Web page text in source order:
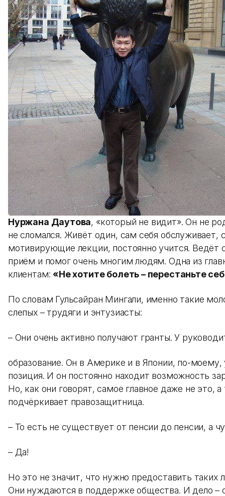
Нуржана Даутова, «который не видит». Он не
не сломался. Живёт один, сам себя обслуживает,
мотивирующие лекции, постоянно учится. Ведёт
приём и помог очень многим людям. Одна из
клиентам: «Не хотите болеть – перестаньте
По словам Гульсайран Мингали, именно такие
слепых – трудяги и энтузиасты:
– Они очень активно получают гранты. У
образование. Он в Америке и в Японии, по-моему,
позиция. И он постоянно находит возможность
Но, как они говорят, самое главное даже не это,
подчёркивает правозащитница.
– То есть не существует от пенсии до пенсии, а
– Да!
Но это не значит, что нужно предоставить
Они нуждаются в поддержке общества. И дело –